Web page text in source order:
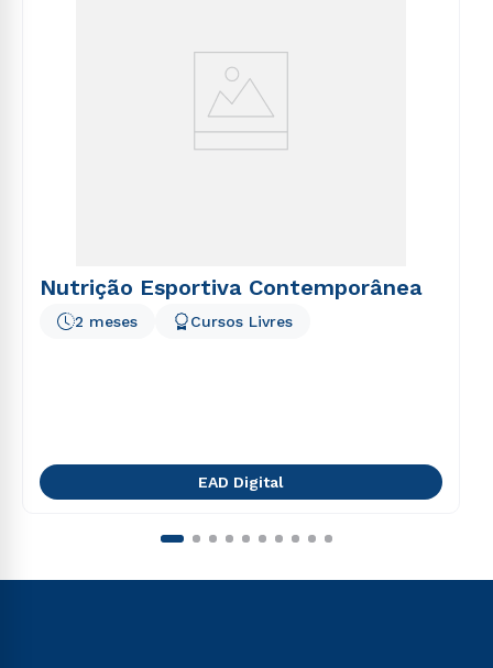
Nutrição Esportiva Contemporânea
2 meses Cursos Livres
EAD Digital